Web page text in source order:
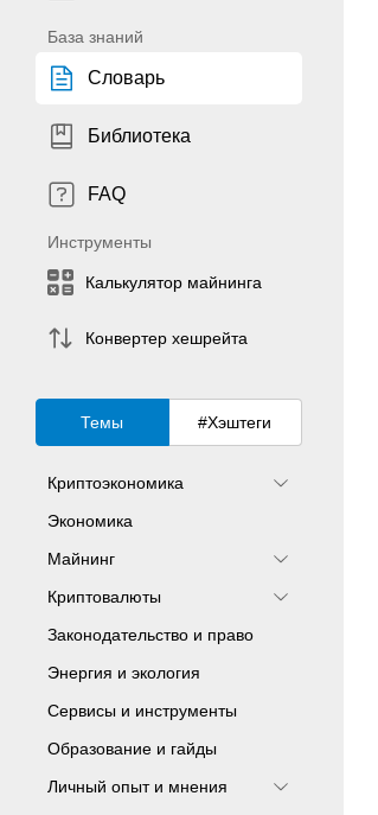
База знаний
Словарь
Библиотека
FAQ
Инструменты
Калькулятор майнинга
Конвертер хешрейта
Темы #Хэштеги
Криптоэкономика
Экономика
Майнинг
Криптовалюты
Законодательство и право
Энергия и экология
Сервисы и инструменты
Образование и гайды
Личный опыт и мнения